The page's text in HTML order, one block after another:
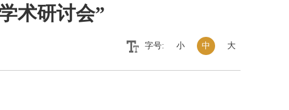
术研讨会”
字号: 小 中 大